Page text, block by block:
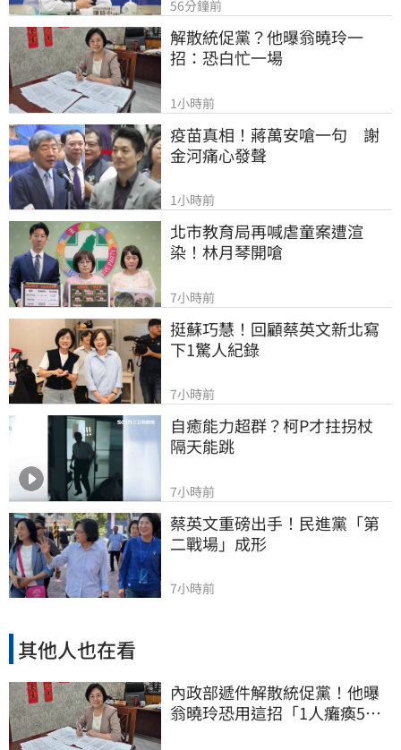
56分鐘前
解散統促黨？他曝翁曉玲一
招：恐白忙一場
1小時前
疫苗真相！蔣萬安嗆一句　謝
金河痛心發聲
1小時前
北市教育局再喊虐童案遭渲
染！林月琴開嗆
7小時前
挺蘇巧慧！回顧蔡英文新北寫
下1驚人紀錄
7小時前
自癒能力超群？柯P才拄拐杖
隔天能跳
7小時前
蔡英文重磅出手！民進黨「第
二戰場」成形
7小時前
其他人也在看
內政部遞件解散統促黨！他曝
翁曉玲恐用這招「1人癱瘓5